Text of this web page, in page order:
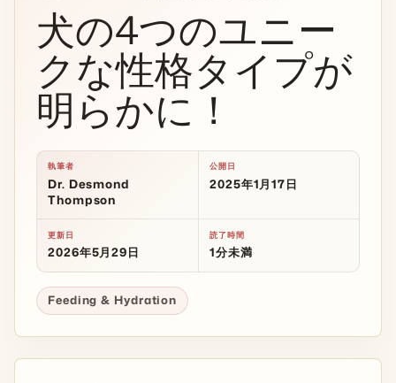
犬の4つのユニー
クな性格タイプが
明らかに！
執筆者
Dr. Desmond
Thompson
公開日
2025年1月17日
更新日
2026年5月29日
読了時間
1分未満
Feeding & Hydration